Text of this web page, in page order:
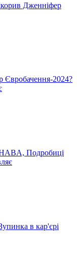
Дженніфер
Євробачення-2024?
Подробиці
в кар'єрі